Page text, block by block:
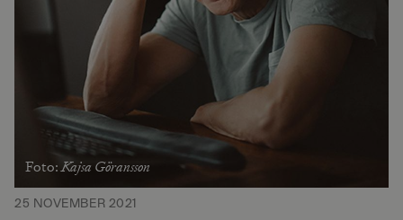
Foto:Kajsa Göransson
25 NOVEMBER 2021